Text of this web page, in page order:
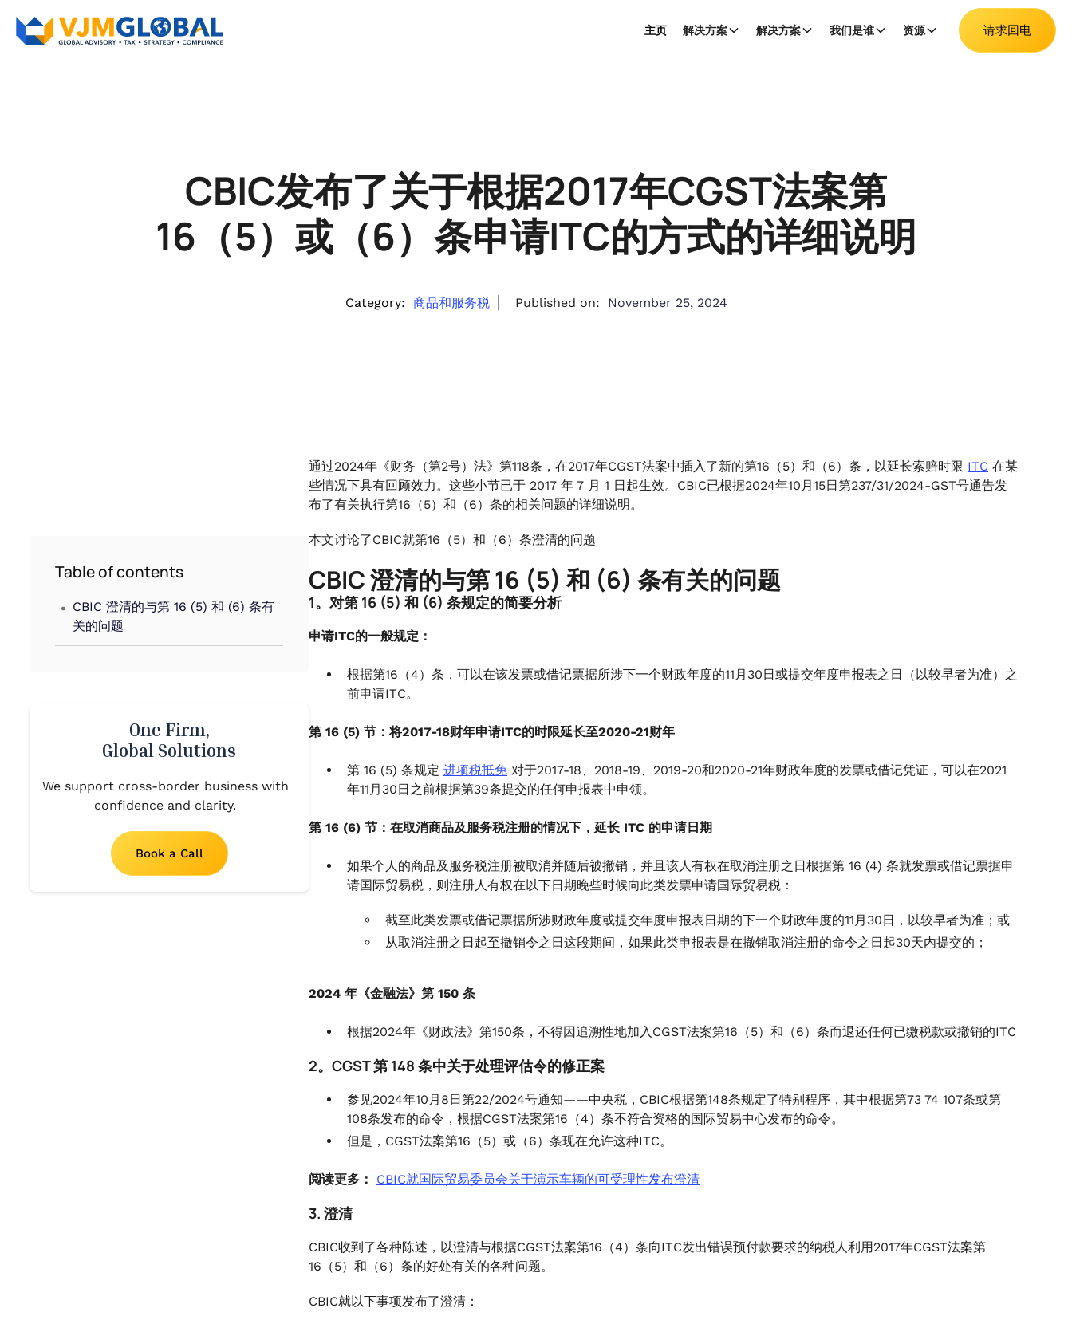
主页 解决方案 解决方案 我们是谁 资源 请求回电
CBIC发布了关于根据2017年CGST法案第
16（5）或（6）条申请ITC的方式的详细说明
Category: 商品和服务税 Published on: November 25, 2024
Table of contents
. CBIC 澄清的与第 16 (5) 和 (6) 条有
关的问题
One Firm,
Global Solutions
We support cross-border business with
confidence and clarity.
Book a Call
通过2024年《财务（第2号）法》第118条，在2017年CGST法案中插入了新的第16（5）和（6）条，以延长索赔时限 ITC 在某
些情况下具有回顾效力。这些小节已于 2017 年 7 月 1 日起生效。CBIC已根据2024年10月15日第237/31/2024-GST号通告发
布了有关执行第16（5）和（6）条的相关问题的详细说明。
本文讨论了CBIC就第16（5）和（6）条澄清的问题
CBIC 澄清的与第 16 (5) 和 (6) 条有关的问题
1。对第 16 (5) 和 (6) 条规定的简要分析
申请ITC的一般规定：
根据第16（4）条，可以在该发票或借记票据所涉下一个财政年度的11月30日或提交年度申报表之日（以较早者为准）之
前申请ITC。
第 16 (5) 节：将2017-18财年申请ITC的时限延长至2020-21财年
第 16 (5) 条规定 进项税抵免 对于2017-18、2018-19、2019-20和2020-21年财政年度的发票或借记凭证，可以在2021
年11月30日之前根据第39条提交的任何申报表中申领。
第 16 (6) 节：在取消商品及服务税注册的情况下，延长 ITC 的申请日期
如果个人的商品及服务税注册被取消并随后被撤销，并且该人有权在取消注册之日根据第 16 (4) 条就发票或借记票据申
请国际贸易税，则注册人有权在以下日期晚些时候向此类发票申请国际贸易税：
截至此类发票或借记票据所涉财政年度或提交年度申报表日期的下一个财政年度的11月30日，以较早者为准；或
从取消注册之日起至撤销令之日这段期间，如果此类申报表是在撤销取消注册的命令之日起30天内提交的；
2024 年《金融法》第 150 条
根据2024年《财政法》第150条，不得因追溯性地加入CGST法案第16（5）和（6）条而退还任何已缴税款或撤销的ITC
2。CGST 第 148 条中关于处理评估令的修正案
参见2024年10月8日第22/2024号通知——中央税，CBIC根据第148条规定了特别程序，其中根据第73 74 107条或第
108条发布的命令，根据CGST法案第16（4）条不符合资格的国际贸易中心发布的命令。
但是，CGST法案第16（5）或（6）条现在允许这种ITC。
阅读更多： CBIC就国际贸易委员会关于演示车辆的可受理性发布澄清
3. 澄清
CBIC收到了各种陈述，以澄清与根据CGST法案第16（4）条向ITC发出错误预付款要求的纳税人利用2017年CGST法案第
16（5）和（6）条的好处有关的各种问题。
CBIC就以下事项发布了澄清：